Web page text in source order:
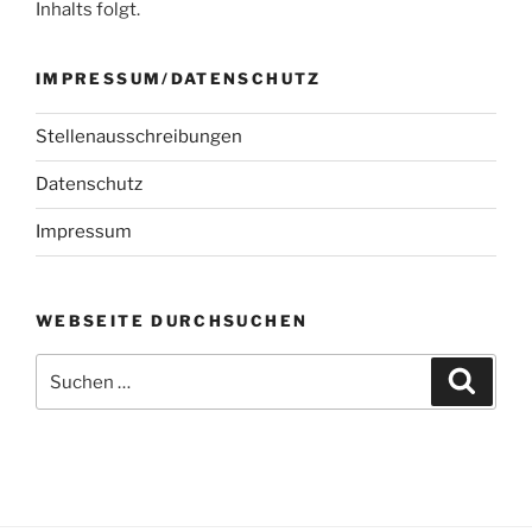
Inhalts folgt.
IMPRESSUM/DATENSCHUTZ
Stellenausschreibungen
Datenschutz
Impressum
WEBSEITE DURCHSUCHEN
nach: